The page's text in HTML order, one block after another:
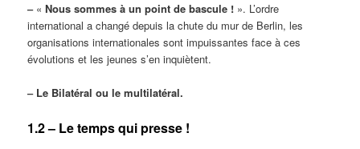
‒ «Nous sommes à un point de bascule ! ». L’ordre
international a changé depuis la chute du mur de Berlin, les
organisations internationales sont impuissantes face à ces
évolutions et les jeunes s’en inquiètent.
‒ Le Bilatéral ou le multilatéral.
1.2 – Le temps qui presse !